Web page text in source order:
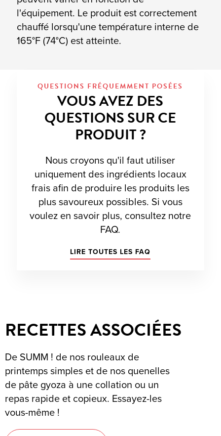
l'équipement. Le produit est correctement
chauffé lorsqu'une température interne de
165°F (74°C) est atteinte.
QUESTIONS FRÉQUEMMENT POSÉES
VOUS AVEZ DES
QUESTIONS SUR CE
PRODUIT ?
Nous croyons qu'il faut utiliser
uniquement des ingrédients locaux
frais afin de produire les produits les
plus savoureux possibles. Si vous
voulez en savoir plus, consultez notre
FAQ.
LIRE TOUTES LES FAQ
RECETTES ASSOCIÉES
De SUMM ! de nos rouleaux de
printemps simples et de nos quenelles
de pâte gyoza à une collation ou un
repas rapide et copieux. Essayez-les
vous-même !